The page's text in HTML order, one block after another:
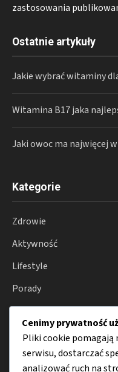
zastosowania
Ostatnie artykuły
Jakie wybrać witaminy
Witamina B17 jaka
Jaki owoc ma najwięcej
Kategorie
Zdrowie
Aktywność
Lifestyle
Porady
Dieta
Suplementacja
Cenimy prywatność
Pliki cookie pomagają
serwisu, dostarczać
analizować ruch na